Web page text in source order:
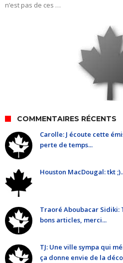
n’est pas de ces …
COMMENTAIRES RÉCENTS
Carolle: J écoute cette
perte de temps...
Houston MacDougal: tkt
Traoré Aboubacar Sidiki:
bons articles, merci...
TJ: Une ville sympa qui
ça donne envie de la